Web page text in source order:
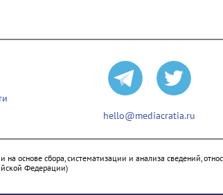
hello@mediacratia.ru
основе сбора, систематизации и анализа сведений,
Федерации)